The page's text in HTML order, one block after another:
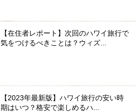
【在住者レポート】次回のハワイ旅行で
気をつけるべきことは？ウィズ...
【2023年最新版】ハワイ旅行の安い時
期はいつ？格安で楽しめるハ...